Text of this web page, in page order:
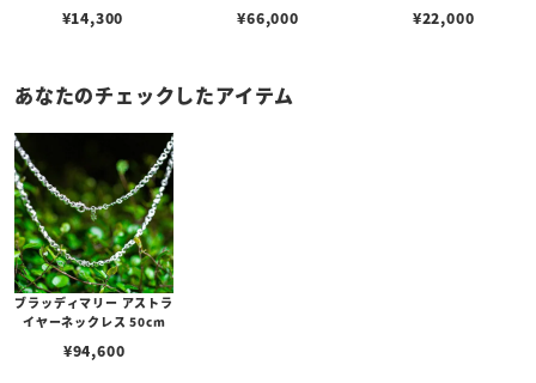
¥14,300 ¥66,000 ¥22,000
あなたのチェックしたアイテム
ブラッディマリー アストラ
イヤーネックレス 50cm
¥94,600